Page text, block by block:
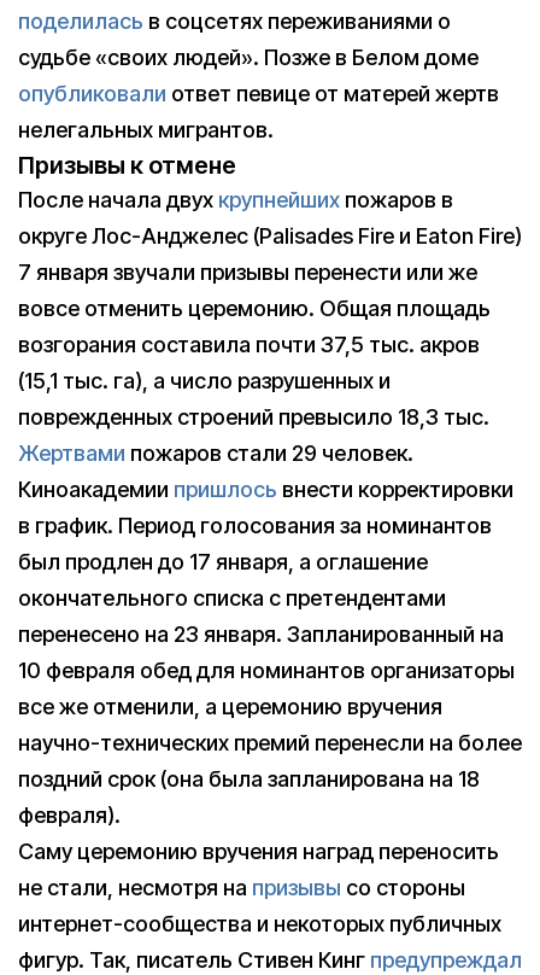
поделилась в соцсетях переживаниями о
судьбе «своих людей». Позже в Белом доме
опубликовали ответ певице от матерей жертв
нелегальных мигрантов.
Призывы к отмене
После начала двух крупнейших пожаров в
округе Лос-Анджелес (Palisades Fire и Eaton Fire)
7 января звучали призывы перенести или же
вовсе отменить церемонию. Общая площадь
возгорания составила почти 37,5 тыс. акров
(15,1 тыс. га), а число разрушенных и
поврежденных строений превысило 18,3 тыс.
Жертвами пожаров стали 29 человек.
Киноакадемии пришлось внести корректировки
в график. Период голосования за номинантов
был продлен до 17 января, а оглашение
окончательного списка с претендентами
перенесено на 23 января. Запланированный на
10 февраля обед для номинантов организаторы
все же отменили, а церемонию вручения
научно-технических премий перенесли на более
поздний срок (она была запланирована на 18
февраля).
Саму церемонию вручения наград переносить
не стали, несмотря на призывы со стороны
интернет-сообщества и некоторых публичных
фигур. Так, писатель Стивен Кинг предупреждал